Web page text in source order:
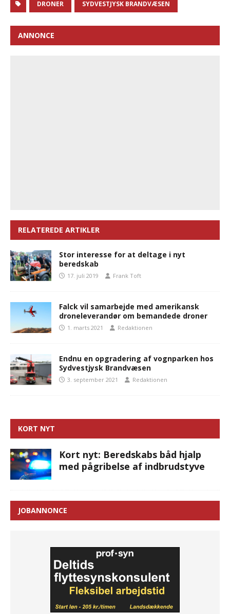
DRONER SYDVESTJYSK BRANDVÆSEN
ANNONCE
RELATEREDE ARTIKLER
Stor interesse for at deltage i nyt
beredskab
17. juli 2019 Frank Toft
Falck vil samarbejde med amerikansk
droneleverandør om bemandede droner
1. marts 2021 Redaktionen
Endnu en opgradering af vognparken hos
Sydvestjysk Brandvæsen
3. september 2021 Redaktionen
KORT NYT
Kort nyt: Beredskabs båd hjalp
med pågribelse af indbrudstyve
JOBANNONCE